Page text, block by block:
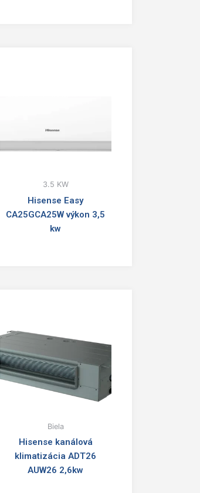
3.5 KW
Hisense Easy
CA25GCA25W výkon 3,5
kw
Biela
Hisense kanálová
klimatizácia ADT26
AUW26 2,6kw